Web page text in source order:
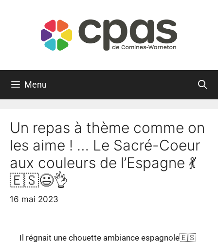
Menu
Un repas à thème comme on
les aime ! … Le Sacré-Coeur
aux couleurs de l’Espagne 💃
🇪🇸😃👌
16 mai 2023
Il régnait une chouette ambiance espagnole🇪🇸